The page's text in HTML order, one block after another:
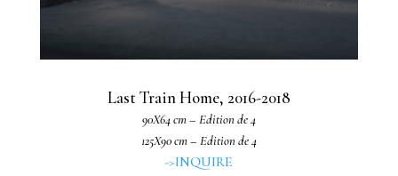
Last Train Home, 2016-2018
90X64 cm – Edition de 4
125X90 cm – Edition de 4
->INQUIRE